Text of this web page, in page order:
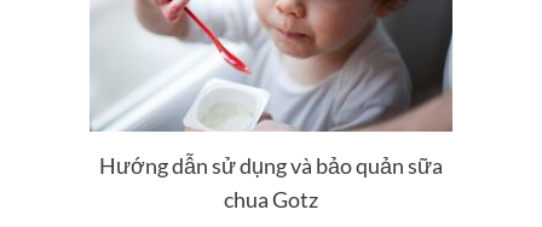
Hướng dẫn sử dụng và bảo quản sữa
chua Gotz